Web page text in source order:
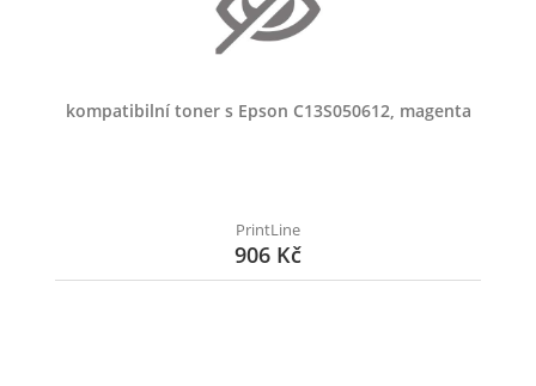
kompatibilní toner s Epson C13S050612, magenta
PrintLine
906 Kč